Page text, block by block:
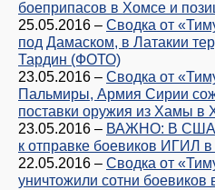
боеприпасов в Хомсе и
25.05.2016 – Сводка от
под Дамаском, в Латакии
Тардин (ФОТО)
23.05.2016 – Сводка от
Пальмиры, Армия Сирии
поставки оружия из Хамы
23.05.2016 – ВАЖНО: В США
к отправке боевиков
22.05.2016 – Сводка от
уничтожили сотни